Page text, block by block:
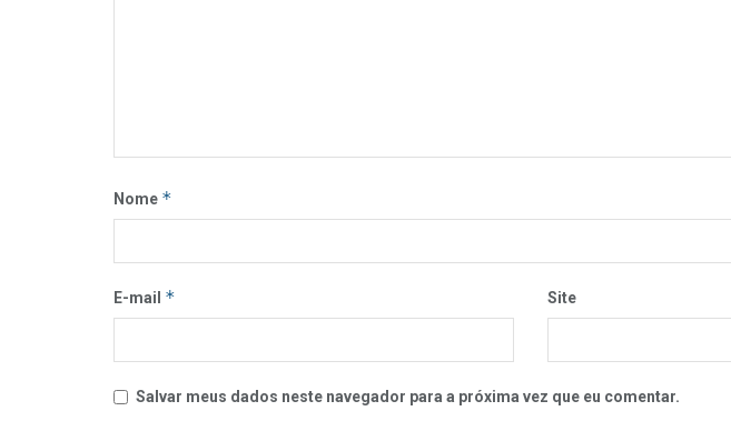
Nome *
E-mail * Site
Salvar meus dados neste navegador para a próxima vez que eu comentar.